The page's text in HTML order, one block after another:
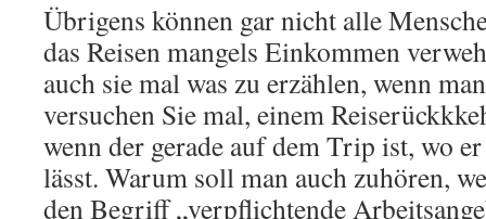
Übrigens können gar nicht alle
das Reisen mangels Einkommen
auch sie mal was zu erzählen, wenn
versuchen Sie mal, einem
wenn der gerade auf dem Trip ist, wo
lässt. Warum soll man auch zuhören,
den Begriff „verpflichtende